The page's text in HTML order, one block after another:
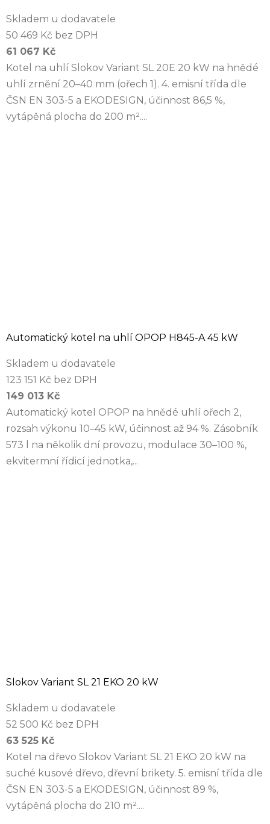
Skladem u dodavatele
50 469 Kč bez DPH
61 067 Kč
Kotel na uhlí Slokov Variant SL 20E 20 kW na hnědé
uhlí zrnění 20–40 mm (ořech 1). 4. emisní třída dle
ČSN EN 303-5 a EKODESIGN, účinnost 86,5 %,
vytápěná plocha do 200 m²....
Automatický kotel na uhlí OPOP H845-A 45 kW
Skladem u dodavatele
123 151 Kč bez DPH
149 013 Kč
Automatický kotel OPOP na hnědé uhlí ořech 2,
rozsah výkonu 10–45 kW, účinnost až 94 %. Zásobník
573 l na několik dní provozu, modulace 30–100 %,
ekvitermní řídicí jednotka,...
Slokov Variant SL 21 EKO 20 kW
Skladem u dodavatele
52 500 Kč bez DPH
63 525 Kč
Kotel na dřevo Slokov Variant SL 21 EKO 20 kW na
suché kusové dřevo, dřevní brikety. 5. emisní třída dle
ČSN EN 303-5 a EKODESIGN, účinnost 89 %,
vytápěná plocha do 210 m²....